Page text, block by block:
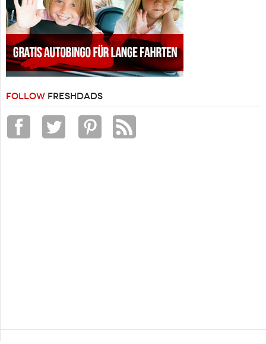
FOLLOW FRESHDADS